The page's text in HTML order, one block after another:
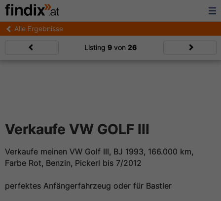
Alle Ergebnisse
Listing 9 von 26
Verkaufe VW GOLF III
Verkaufe meinen VW Golf III, BJ 1993, 166.000 km,
Farbe Rot, Benzin, Pickerl bis 7/2012
perfektes Anfängerfahrzeug oder für Bastler